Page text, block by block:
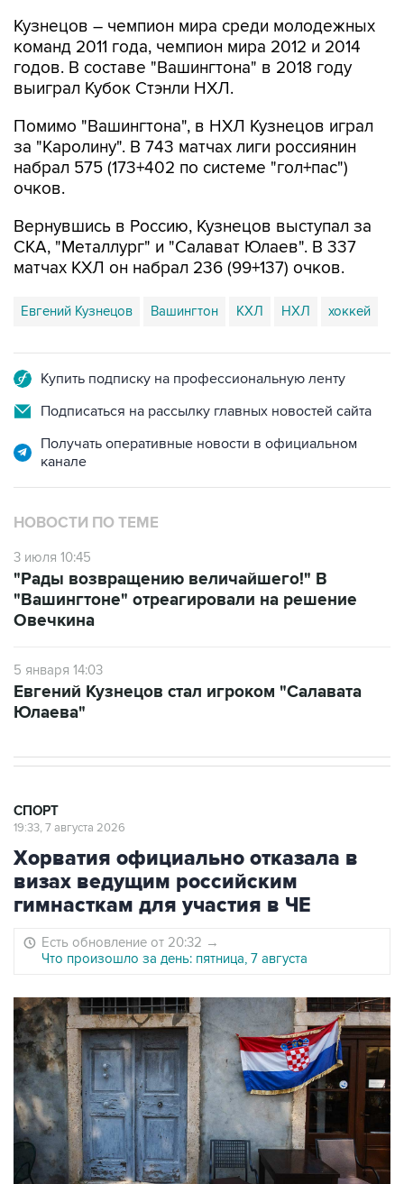
Кузнецов – чемпион мира среди молодежных
команд 2011 года, чемпион мира 2012 и 2014
годов. В составе "Вашингтона" в 2018 году
выиграл Кубок Стэнли НХЛ.
Помимо "Вашингтона", в НХЛ Кузнецов играл
за "Каролину". В 743 матчах лиги россиянин
набрал 575 (173+402 по системе "гол+пас")
очков.
Вернувшись в Россию, Кузнецов выступал за
СКА, "Металлург" и "Салават Юлаев". В 337
матчах КХЛ он набрал 236 (99+137) очков.
Евгений Кузнецов Вашингтон КХЛ НХЛ хоккей
Купить подписку на профессиональную ленту
Подписаться на рассылку главных новостей сайта
Получать оперативные новости в официальном
канале
НОВОСТИ ПО ТЕМЕ
3 июля 10:45
"Рады возвращению величайшего!" В
"Вашингтоне" отреагировали на решение
Овечкина
5 января 14:03
Евгений Кузнецов стал игроком "Салавата
Юлаева"
СПОРТ
19:33, 7 августа 2026
Хорватия официально отказала в
визах ведущим российским
гимнасткам для участия в ЧЕ
Есть обновление от 20:32 →
Что произошло за день: пятница, 7 августа